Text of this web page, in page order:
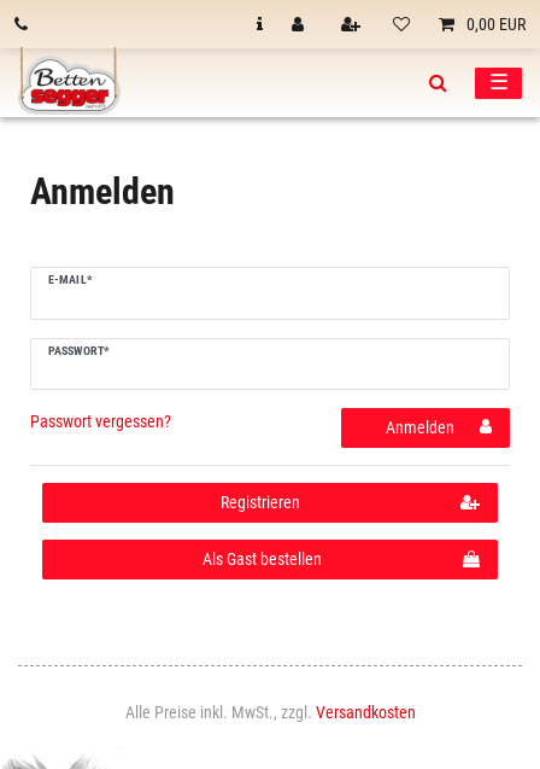
0,00 EUR
☰
Anmelden
E-MAIL*
PASSWORT*
Passwort vergessen? Anmelden
Registrieren
Als Gast bestellen
Alle Preise inkl. MwSt., zzgl. Versandkosten